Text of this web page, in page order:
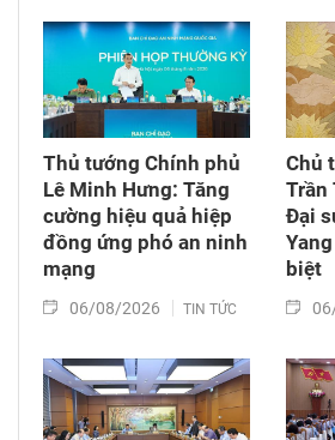
Thủ tướng Chính phủ
Lê Minh Hưng: Tăng
cường hiệu quả hiệp
đồng ứng phó an ninh
mạng
06/08/2026 TIN TỨC
Chủ
Trần
Đại
biệt